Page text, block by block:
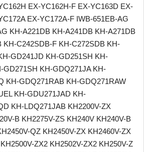
EX-YC162H-F EX-YC163D EX-
EX-YC172A-F IWB-651EB-AG
KH-A221DB KH-A241DB KH-A271DB
KH-C242SDB-F KH-C272SDB KH-
GD241JD KH-GD251SH KH-
GD271SH KH-GDQ271JA KH-
KH-GDQ271RAB KH-GDQ271RAW
KH-GDU271JAD KH-
KH-LDQ271JAB KH2200V-ZX
B KH2275V-ZS KH240V KH240V-B
QZ KH2450V-ZX KH2460V-ZX
ZX2 KH2502V-ZX2 KH250V-Z